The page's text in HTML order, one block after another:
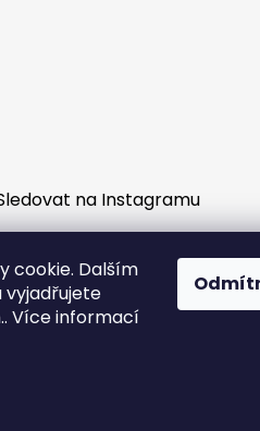
cookie. Dalším
Více informací
na Instagramu
Jak fungují